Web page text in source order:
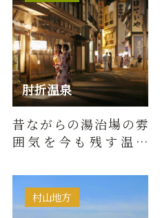
肘折温泉
昔ながらの湯治場の雰
囲気を今も残す温泉
質な湯、ゆったりした
素朴な町並…
村山地方